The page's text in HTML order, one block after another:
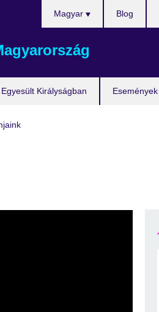
Királyságban Események
nyelvet!
Magyar Blog